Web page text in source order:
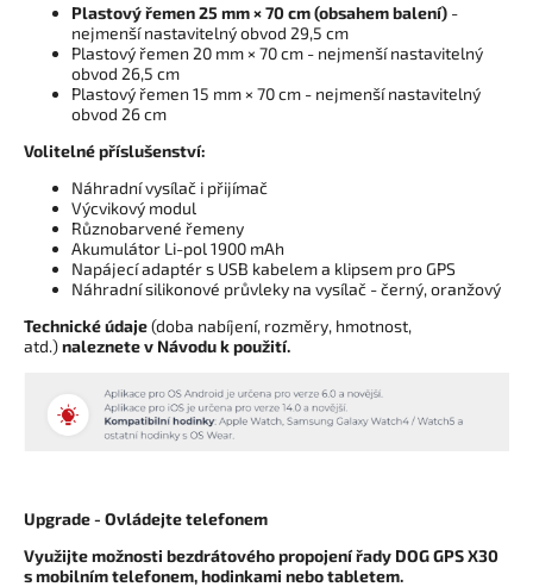
Plastový řemen 25 mm × 70 cm (obsahem balení) -
nejmenší nastavitelný obvod 29,5 cm
Plastový řemen 20 mm × 70 cm - nejmenší nastavitelný
obvod 26,5 cm
Plastový řemen 15 mm × 70 cm - nejmenší nastavitelný
obvod 26 cm
Volitelné příslušenství:
Náhradní vysílač i přijímač
Výcvikový modul
Různobarvené řemeny
Akumulátor Li-pol 1900 mAh
Napájecí adaptér s USB kabelem a klipsem pro GPS
Náhradní silikonové průvleky na vysílač - černý, oranžový
Technické údaje(doba nabíjení, rozměry, hmotnost,
atd.)naleznete v Návodu k použití.
Upgrade - Ovládejte telefonem
Využijte možnosti bezdrátového propojení řady DOG GPS X30
s mobilním telefonem, hodinkami nebo tabletem.